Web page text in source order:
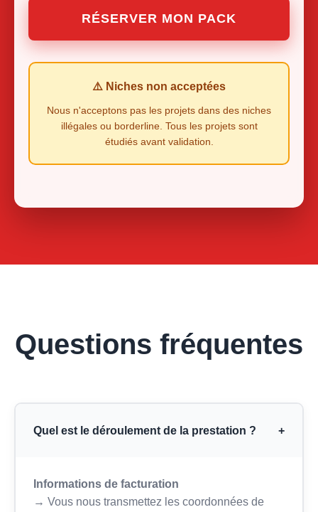
RÉSERVER MON PACK
⚠️ Niches non acceptées
Nous n'acceptons pas les projets dans des niches
illégales ou borderline. Tous les projets sont
étudiés avant validation.
Questions fréquentes
Quel est le déroulement de la prestation ? +
Informations de facturation
→ Vous nous transmettez les coordonnées de